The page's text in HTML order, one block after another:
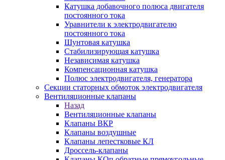
Катушка добавочного полюса двигателя
постоянного тока
Уравнители к электродвигателю
постоянного тока
Шунтовая катушка
Стабилизирующая катушка
Независимая катушка
Компенсационная катушка
Полюс электродвигателя, генератора
Секции статорных обмоток электродвигателя
Вентиляционные клапаны
Назад
Вентиляционные клапаны
Клапаны ВКР
Клапаны воздушные
Клапаны лепестковые КЛ
Дроссель-клапаны